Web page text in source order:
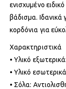
ενισχυμένο
βάδισμα. Ιδανικά
κορδόνια για
Χαρακτηριστικά
• Υλικό
• Υλικό
• Σόλα: